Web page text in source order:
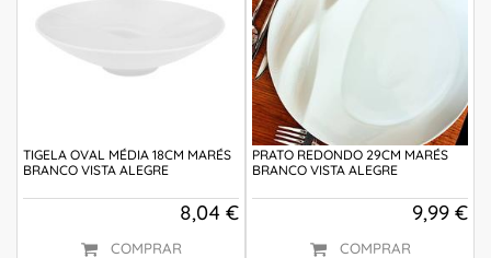
TIGELA OVAL MÉDIA 18CM MARÉS
BRANCO VISTA ALEGRE
8,04 €
COMPRAR
PRATO REDONDO 29CM MARÉS
BRANCO VISTA ALEGRE
9,99 €
COMPRAR